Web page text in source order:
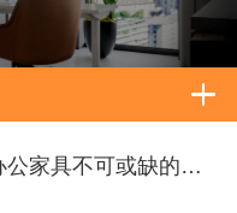
中高端办公家具不可或缺的工艺技术标准